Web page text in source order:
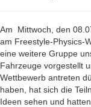
Am Mittwoch, den
am Freestyle-Physics-
eine weitere Gruppe
Fahrzeuge vorgestellt
Wettbewerb antreten
haben, hat sich die
Ideen sehen und